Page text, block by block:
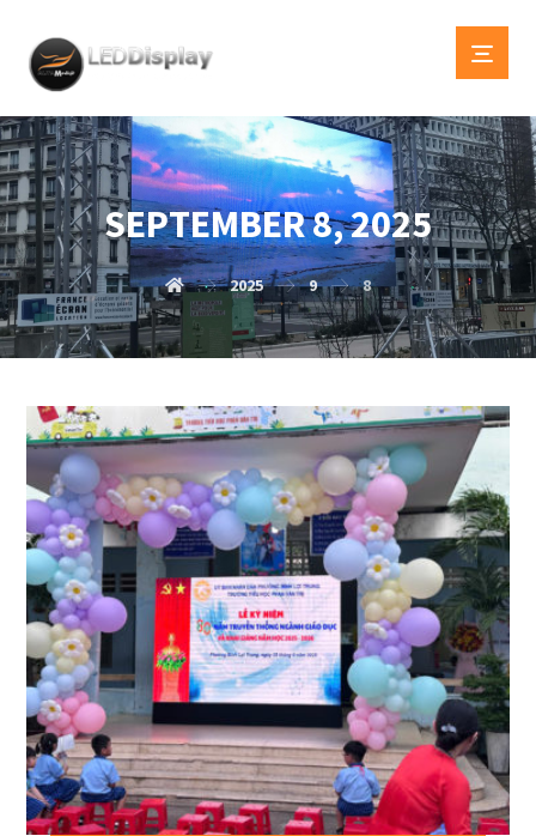
SEPTEMBER 8, 2025
2025 9 8